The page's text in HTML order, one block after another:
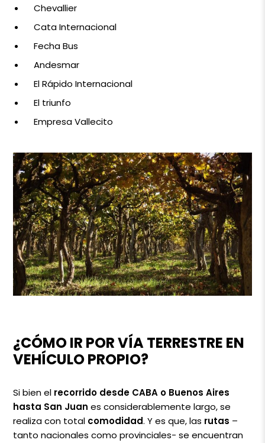
Chevallier
Cata Internacional
Fecha Bus
Andesmar
El Rápido Internacional
El triunfo
Empresa Vallecito
¿CÓMO IR POR VÍA TERRESTRE EN
VEHÍCULO PROPIO?
Si bien el recorrido desde CABA o Buenos Aires
hasta San Juan es considerablemente largo, se
realiza con total comodidad. Y es que, las rutas –
tanto nacionales como provinciales- se encuentran